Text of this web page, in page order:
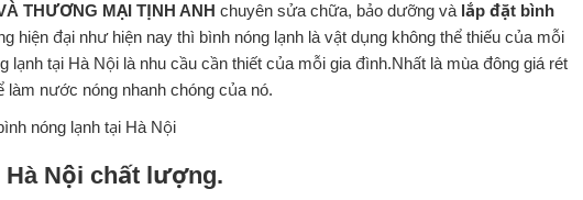
THƯƠNG MẠI TỊNH ANH chuyên sửa chữa, bảo dưỡng và lắp đặt bình
hiện đại như hiện nay thì bình nóng lạnh là vật dụng không thể thiếu của mỗi
lạnh tại Hà Nội là nhu cầu cần thiết của mỗi gia đình.Nhất là mùa đông giá rét
nước nóng nhanh chóng của nó.
Nội chất lượng.